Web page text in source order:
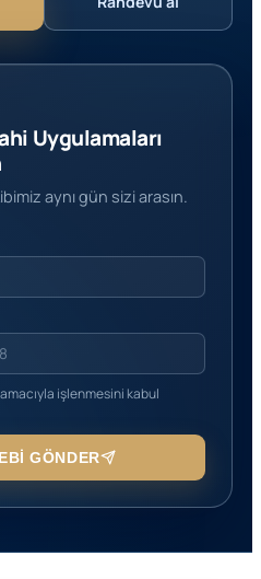
Uygulamaları
aynı gün sizi arasın.
işlenmesini kabul
GÖNDER